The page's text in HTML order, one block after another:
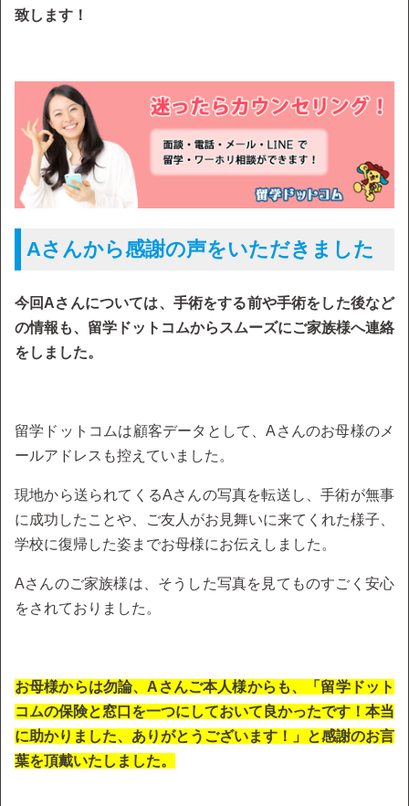
致します！
Aさんから感謝の声をいただきました
今回Aさんについては、手術をする前や手術をした後など
の情報も、留学ドットコムからスムーズにご家族様へ連絡
をしました。
留学ドットコムは顧客データとして、Aさんのお母様のメ
ールアドレスも控えていました。
現地から送られてくるAさんの写真を転送し、手術が無事
に成功したことや、ご友人がお見舞いに来てくれた様子、
学校に復帰した姿までお母様にお伝えしました。
Aさんのご家族様は、そうした写真を見てものすごく安心
をされておりました。
お母様からは勿論、Aさんご本人様からも、「留学ドット
コムの保険と窓口を一つにしておいて良かったです！本当
に助かりました、ありがとうございます！」と感謝のお言
葉を頂戴いたしました。